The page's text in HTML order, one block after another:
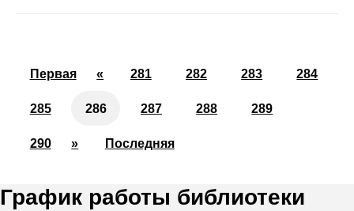
Первая « 281 282 283 284
285 286 287 288 289
290 » Последняя
График работы библиотеки